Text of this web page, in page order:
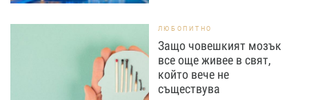
ЛЮБОПИТНО
Защо човешкият мозък
все още живее в свят,
който вече не
съществува